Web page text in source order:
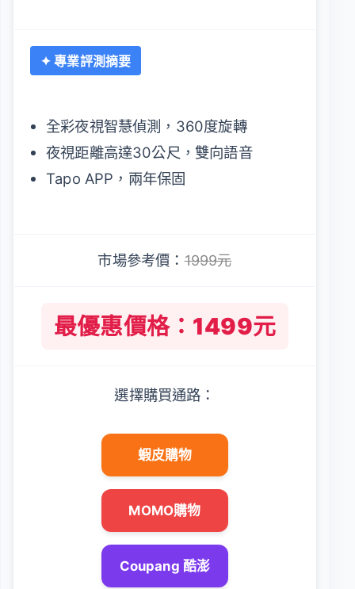
✦ 專業評測摘要
全彩夜視智慧偵測，360度旋轉
夜視距離高達30公尺，雙向語音
Tapo APP，兩年保固
市場參考價：1999元
最優惠價格：1499元
選擇購買通路：
蝦皮購物
MOMO購物
Coupang 酷澎